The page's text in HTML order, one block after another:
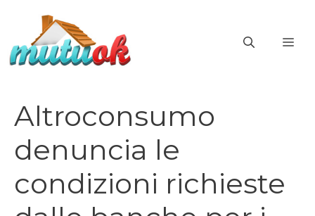
contenuto
Altroconsumo
denuncia le
condizioni richieste